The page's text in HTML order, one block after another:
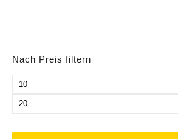
Nach Preis filtern
Min.
Max.